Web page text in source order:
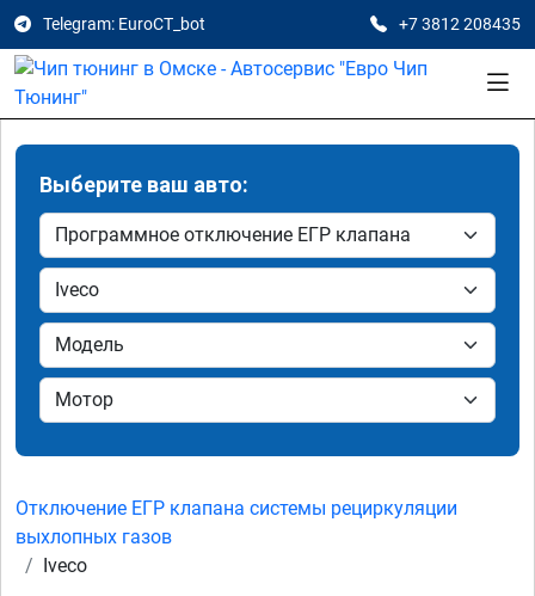
Telegram: EuroCT_bot +7 3812 208435
Выберите ваш авто:
Отключение ЕГР клапана системы рециркуляции
выхлопных газов
Iveco